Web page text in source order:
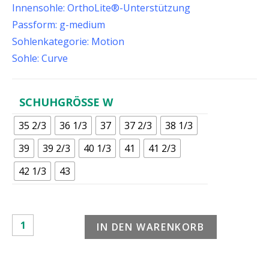
Innensohle: OrthoLite®-Unterstützung
Passform: g-medium
Sohlenkategorie: Motion
Sohle: Curve
SCHUHGRÖSSE W
35 2/3 36 1/3 37 37 2/3
38 1/3
39
39 2/3 40 1/3 41
41 2/3
42 1/3
43
IN DEN WARENKORB